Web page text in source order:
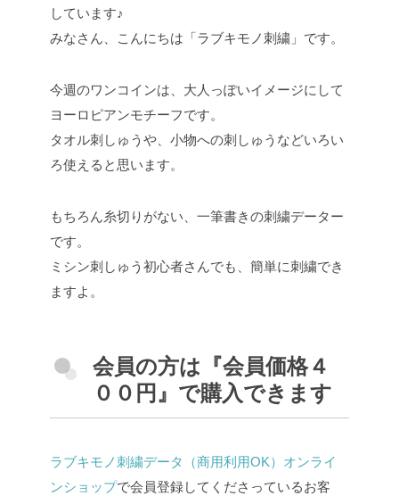
しています♪
みなさん、こんにちは「ラブキモノ刺繍」です。
今週のワンコインは、大人っぽいイメージにして
ヨーロピアンモチーフです。
タオル刺しゅうや、小物への刺しゅうなどいろい
ろ使えると思います。
もちろん糸切りがない、一筆書きの刺繍データー
です。
ミシン刺しゅう初心者さんでも、簡単に刺繍でき
ますよ。
会員の方は『会員価格４
００円』で購入できます
ラブキモノ刺繍データ（商用利用OK）オンライ
ンショップで会員登録してくださっているお客